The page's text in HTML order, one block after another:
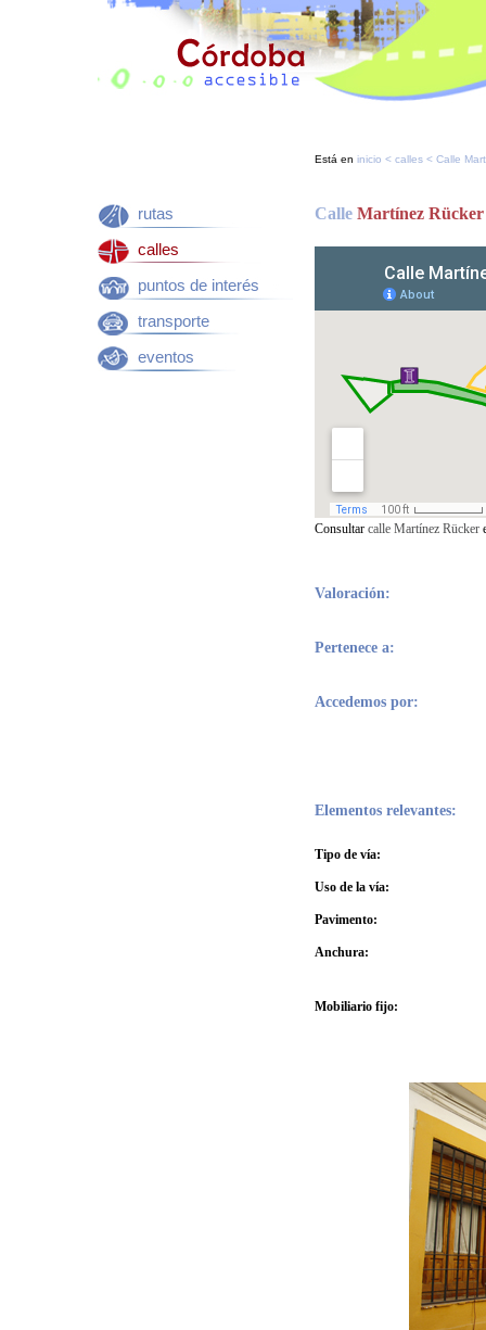
rutas
calles
puntos de interés
transporte
eventos
Está en inicio < calles < Calle
Calle Martínez Rücker
Consultar calle Martínez Rücker
Valoración:
Pertenece a:
Accedemos por:
Elementos relevantes:
Tipo de vía:
Uso de la vía:
Pavimento:
Anchura:
Mobiliario fijo: